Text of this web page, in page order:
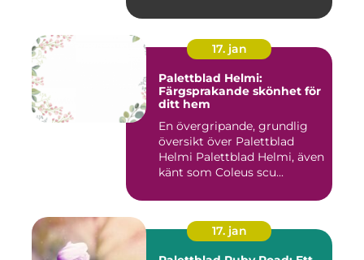
17. jan
Palettblad Helmi:
Färgsprakande skönhet för
ditt hem
En övergripande, grundlig
översikt över Palettblad
Helmi Palettblad Helmi, även
känt som Coleus scu...
17. jan